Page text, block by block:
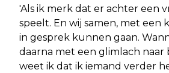
'Als ik merk dat er achter een
speelt. En wij samen, met een
in gesprek kunnen gaan.
daarna met een glimlach
weet ik dat ik iemand verder